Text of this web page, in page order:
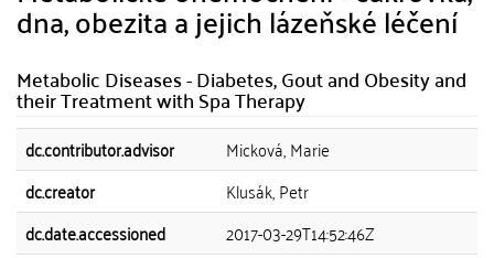
dna, obezita a jejich lázeňské léčení
Metabolic Diseases - Diabetes, Gout and Obesity and
their Treatment with Spa Therapy
dc.contributor.advisor
Micková, Marie
dc.creator
Klusák, Petr
dc.date.accessioned
2017-03-29T14:52:46Z